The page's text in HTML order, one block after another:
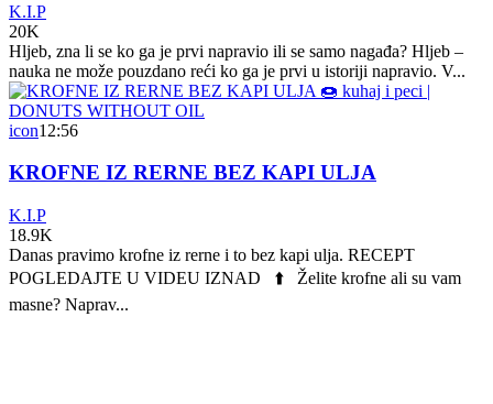
K.I.P
20K
Hljeb, zna li se ko ga je prvi napravio ili se samo nagađa? Hljeb –
nauka ne može pouzdano reći ko ga je prvi u istoriji napravio. V...
icon12:56
KROFNE IZ RERNE BEZ KAPI ULJA
K.I.P
18.9K
Danas pravimo krofne iz rerne i to bez kapi ulja. RECEPT
POGLEDAJTE U VIDEU IZNAD ⬆️ Želite krofne ali su vam
masne? Naprav...